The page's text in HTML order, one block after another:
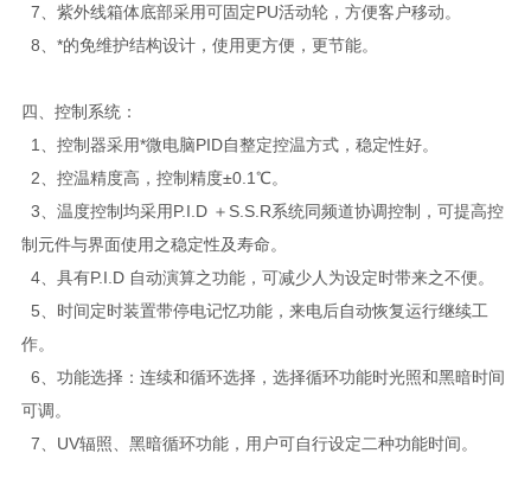
7、紫外线箱体底部采用可固定PU活动轮，方便客户移动。
8、*的免维护结构设计，使用更方便，更节能。
四、 控制系统：
1、控制器采用*微电脑PID自整定控温方式，稳定性好。
2、控温精度高，控制精度±0.1℃。
3、温度控制均采用P.I.D ＋S.S.R系统同频道协调控制，可提高控
制元件与界面使用之稳定性及寿命。
4、具有P.I.D 自动演算之功能，可减少人为设定时带来之不便。
5、时间定时装置带停电记忆功能，来电后自动恢复运行继续工
作。
6、功能选择：连续和循环选择，选择循环功能时光照和黑暗时间
可调。
7、UV辐照、黑暗循环功能，用户可自行设定二种功能时间。